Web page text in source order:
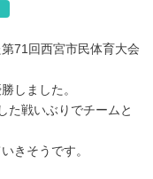
71回西宮市民体育大会
しました。
た戦いぶりでチームと
きそうです。